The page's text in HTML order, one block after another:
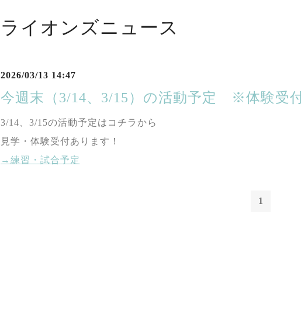
ライオンズニュース
2026/03/13 14:47
今週末（3/14、3/15）の活動予定 ※体験受
3/14 、3/15の活動予定はコチラから
見学・体験受付あります！
→練習・試合予定
1